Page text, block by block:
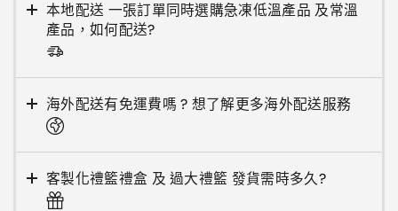
本地配送 一張訂單同時選購急凍低溫產品 及常溫
產品，如何配送?
海外配送有免運費嗎 ? 想了解更多海外配送服務
客製化禮籃禮盒 及 過大禮籃 發貨需時多久?